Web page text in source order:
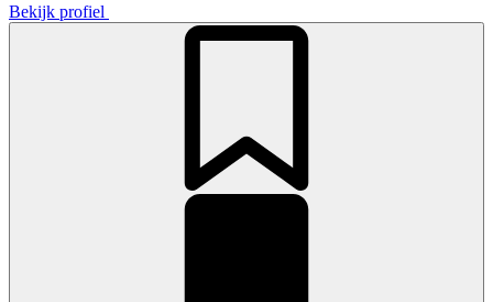
Bekijk profiel